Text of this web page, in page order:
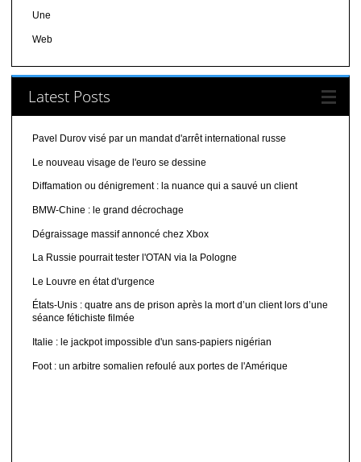
Une
Web
Latest Posts
Pavel Durov visé par un mandat d'arrêt international russe
Le nouveau visage de l'euro se dessine
Diffamation ou dénigrement : la nuance qui a sauvé un client
BMW-Chine : le grand décrochage
Dégraissage massif annoncé chez Xbox
La Russie pourrait tester l'OTAN via la Pologne
Le Louvre en état d'urgence
États-Unis : quatre ans de prison après la mort d’un client lors d’une
séance fétichiste filmée
Italie : le jackpot impossible d'un sans-papiers nigérian
Foot : un arbitre somalien refoulé aux portes de l'Amérique